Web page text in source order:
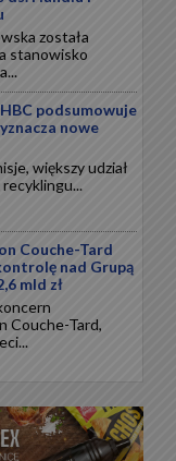
została
stanowisko
podsumowuje
nowe
większy udział
Couche-Tard
nad Grupą
mld zł
Couche-Tard,